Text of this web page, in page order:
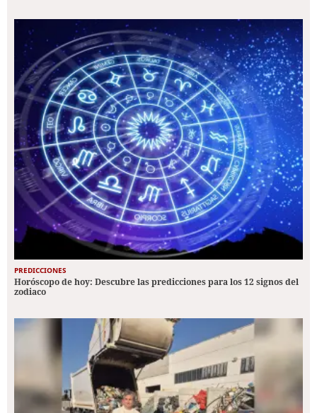
PREDICCIONES
Horóscopo de hoy: Descubre las predicciones para los 12 signos del
zodiaco